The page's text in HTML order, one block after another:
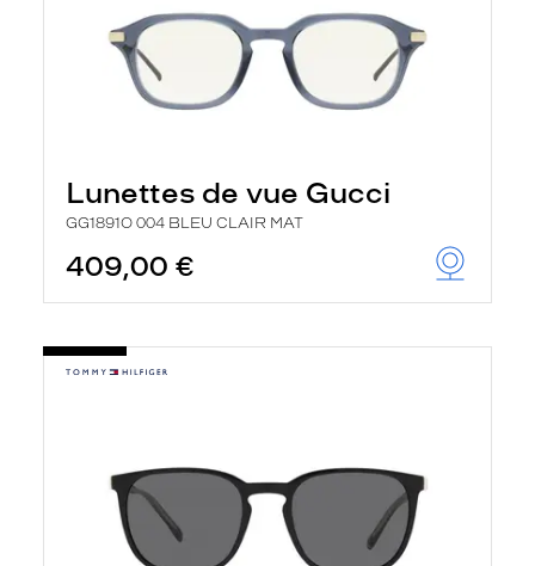
Lunettes de vue Gucci
GG1891O 004 BLEU CLAIR MAT
409,00 €